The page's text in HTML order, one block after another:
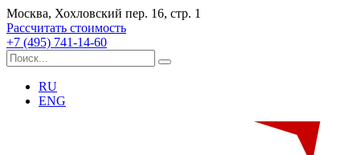
Москва, Хохловский пер. 16, стр. 1
Рассчитать стоимость
+7 (495) 741-14-60
RU
ENG